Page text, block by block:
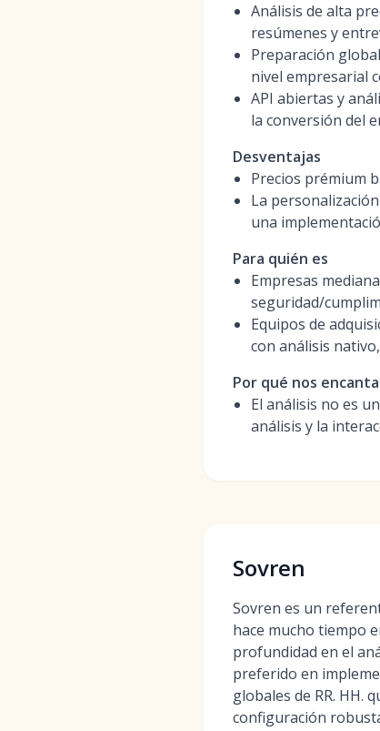
Análisis de alta
resúmenes y
Preparación
nivel empresarial
API abiertas y
la conversión del
Desventajas
Precios prémium
La
una
Para quién es
Empresas
seguridad/
Equipos de
con análisis
Por qué nos encanta
El análisis no es
análisis y la
Sovren
Sovren es un
hace mucho tiempo
profundidad en el
preferido en
globales de RR. HH.
configuración